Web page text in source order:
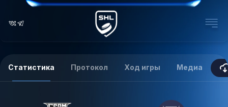
Статистика Протокол Ход игры Медиа